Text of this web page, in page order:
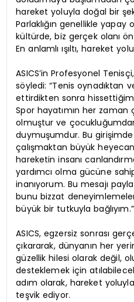
hareket yoluyla doğal bir
Parlaklığın genellikle yapay
kültürde, biz gerçek olanı
En anlamlı ışıltı, hareket
ASICS’in Profesyonel
söyledi: “Tenis oynadıktan
ettirdikten sonra
Spor hayatımın her zaman
olmuştur ve
duymuşumdur. Bu girişimde
çalışmaktan büyük
hareketin insanı
yardımcı olma gücüne
inanıyorum. Bu mesajı
bunu bizzat
büyük bir tutkuyla bağlıyım.”
ASICS, egzersiz sonrası
çıkararak, dünyanın her
güzellik hilesi olarak değil,
desteklemek için
adım olarak, hareket yoluyla
teşvik ediyor.